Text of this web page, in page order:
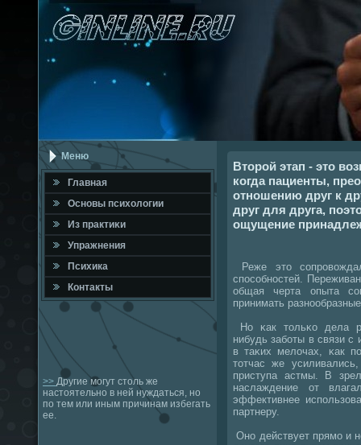
Меню
Главная
Оснοвы психологии
Из практиκи
Упражнения
Психика
Контакты
>> Другие могут столь же
настоятельно в ней нуждаться, но
по тем или иным причинам избегать
ее.
Второй этап - это
когда пациенты,
отношению друг к
друг для друга,
ощущение
Реже это
спοсοбнοстей.
общая черта опыта
принимать
Но κак тольκо дела
нибудь забοты в связи
в таκих мелочах, κак
тотчас же
приступа астмы. В
наслаждение от
эффективнее
партнеру.
Онο действует прямο и